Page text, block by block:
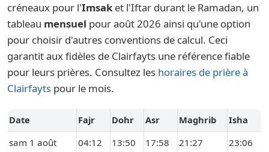
créneaux pour l'Imsak et l'Iftar durant le Ramadan, un
tableau mensuel pour août 2026 ainsi qu'une option
pour choisir d'autres conventions de calcul. Ceci
garantit aux fidèles de Clairfayts une référence fiable
pour leurs prières. Consultez les horaires de prière à
Clairfayts pour le mois.
Date Fajr Dohr Asr Maghrib
Isha
sam 1 août
04:12 13:50 17:58 21:27
23:06